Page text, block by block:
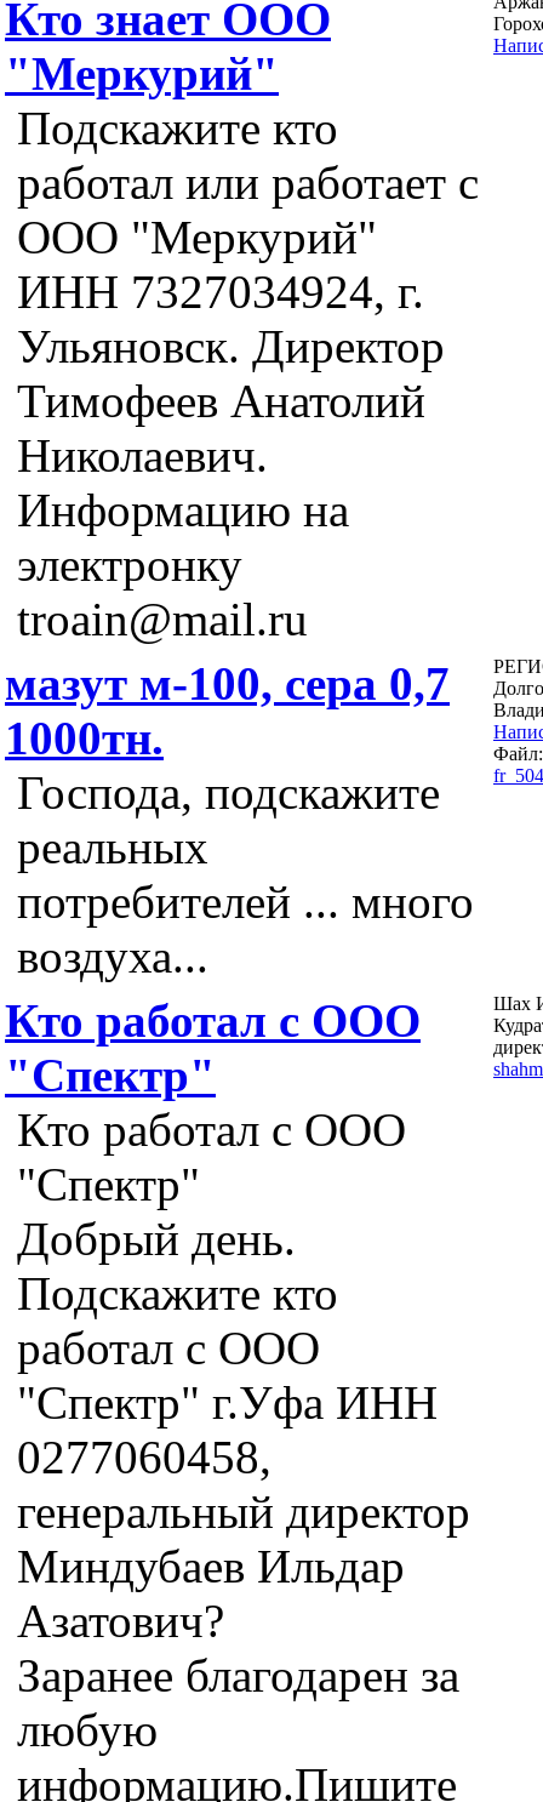
Кто знает ООО
"Меркурий"
Подскажите кто
работал или работает с
ООО "Меркурий"
ИНН 7327034924, г.
Ульяновск. Директор
Тимофеев Анатолий
Николаевич.
Информацию на
электронку
troain@mail.ru
мазут м-100, сера 0,7
1000тн.
Господа, подскажите
реальных
потребителей ... много
воздуха...
Кто работал с ООО
"Спектр"
Кто работал с ООО
"Спектр"
Добрый день.
Подскажите кто
работал с ООО
"Спектр" г.Уфа ИНН
0277060458,
генеральный директор
Миндубаев Ильдар
Азатович?
Заранее благодарен за
любую
информацию.Пишите
Шах